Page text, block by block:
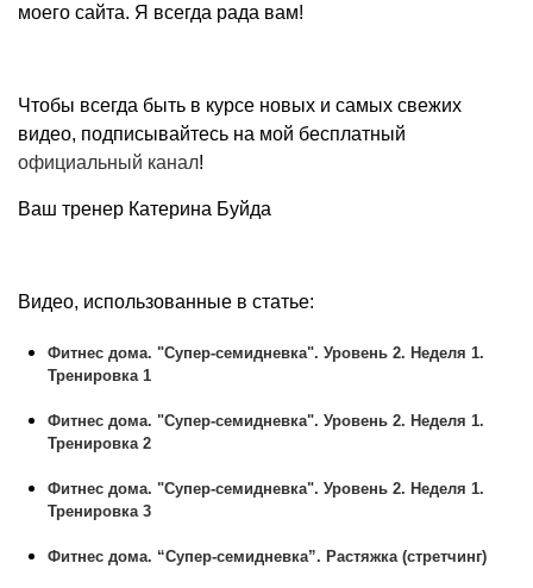
моего сайта. Я всегда рада вам!
Чтобы всегда быть в курсе новых и самых свежих
видео, подписывайтесь на мой бесплатный
официальный канал!
Ваш тренер Катерина Буйда
Видео, использованные в статье:
Фитнес дома. "Супер-семидневка". Уровень 2. Неделя 1.
Тренировка 1
Фитнес дома. "Супер-семидневка". Уровень 2. Неделя 1.
Тренировка 2
Фитнес дома. "Супер-семидневка". Уровень 2. Неделя 1.
Тренировка 3
Фитнес дома. “Супер-семидневка”. Растяжка (стретчинг)